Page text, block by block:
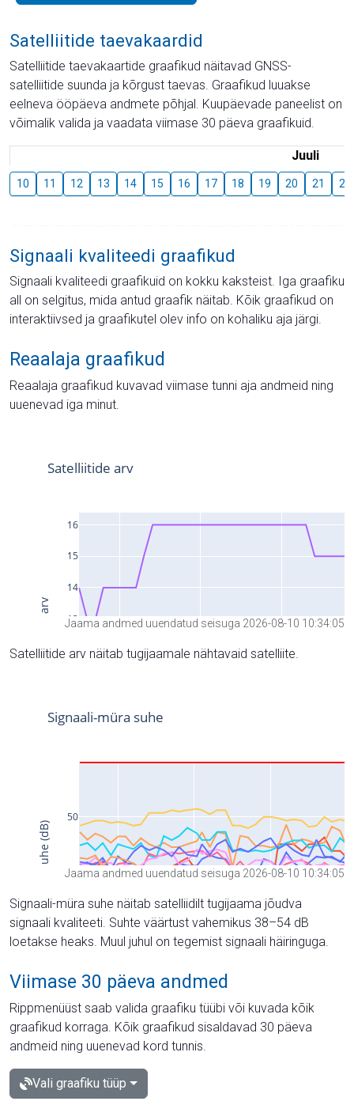
Satelliitide taevakaardid
Satelliitide taevakaartide graafikud näitavad GNSS-
satelliitide suunda ja kõrgust taevas. Graafikud luuakse
eelneva ööpäeva andmete põhjal. Kuupäevade paneelist on
võimalik valida ja vaadata viimase 30 päeva graafikuid.
Juuli
10 11 12 13 14 15 16 17 18 19 20 21 22
Signaali kvaliteedi graafikud
Signaali kvaliteedi graafikuid on kokku kaksteist. Iga graafiku
all on selgitus, mida antud graafik näitab. Kõik graafikud on
interaktiivsed ja graafikutel olev info on kohaliku aja järgi.
Reaalaja graafikud
Reaalaja graafikud kuvavad viimase tunni aja andmeid ning
uuenevad iga minut.
Jaama andmed uuendatud seisuga 2026-08-10 10:34:05
Satelliitide arv näitab tugijaamale nähtavaid satelliite.
Jaama andmed uuendatud seisuga 2026-08-10 10:34:05
Signaali-müra suhe näitab satelliidilt tugijaama jõudva
signaali kvaliteeti. Suhte väärtust vahemikus 38–54 dB
loetakse heaks. Muul juhul on tegemist signaali häiringuga.
Viimase 30 päeva andmed
Rippmenüüst saab valida graafiku tüübi või kuvada kõik
graafikud korraga. Kõik graafikud sisaldavad 30 päeva
andmeid ning uuenevad kord tunnis.
Vali graafiku tüüp